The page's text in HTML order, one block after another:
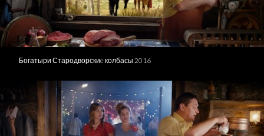
Богатыри Стародворскиe колбасы 2016